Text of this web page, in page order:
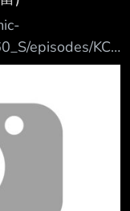
題（不是指便民
優化，老庫別拉
皆是，說的各種
幹飛單純是玩
院的啥子，穩穩
episodes/KC_
送門
置的防禦結界可
過【那東西】
塔在動物園失蹤
到不成人形的
情報